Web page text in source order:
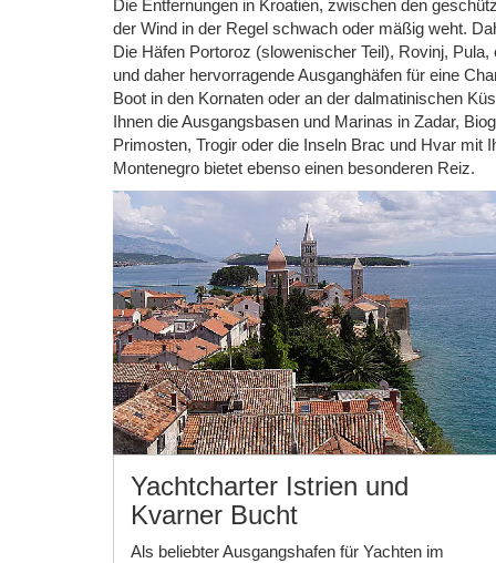
Die Entfernungen in Kroatien, zwischen den
der Wind in der Regel schwach oder mäßig weht.
Die Häfen Portoroz (slowenischer Teil), Rovinj,
und daher hervorragende Ausganghäfen für eine
Boot in den Kornaten oder an der dalmatinischen
Ihnen die Ausgangsbasen und Marinas in Zadar,
Primosten, Trogir oder die Inseln Brac und Hvar mit
Montenegro bietet ebenso einen besonderen Reiz.
Yachtcharter Istrien und
Kvarner Bucht
Als beliebter Ausgangshafen für Yachten im